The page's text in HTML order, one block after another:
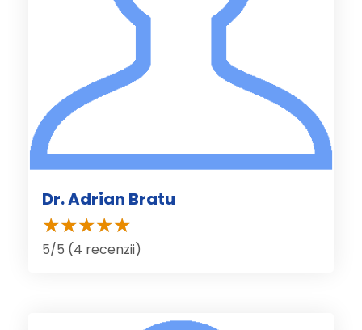
Dr. Adrian Bratu
5/5 (4 recenzii)